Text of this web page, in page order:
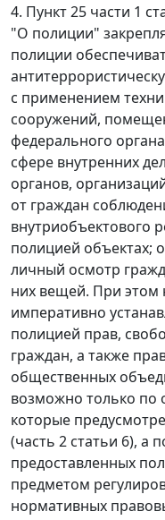
4. Пункт 25 части 1
"О полиции"
полиции
с применением
сооружений,
федерального
сфере внутренних
органов,
от граждан
внутриобъектового
полицией объектах;
личный осмотр
них вещей. При этом
императивно
полицией прав,
граждан, а также
общественных
возможно только по
которые
(часть 2 статьи 6), а
предоставленных
предметом
нормативных